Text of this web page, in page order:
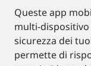
Queste app
multi-
sicurezza dei
permette di